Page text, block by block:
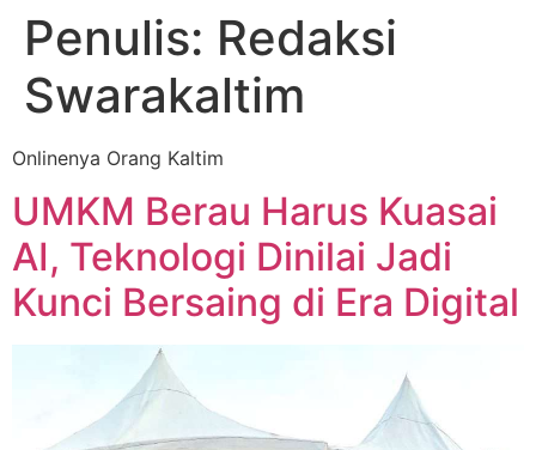
Penulis: Redaksi
Swarakaltim
Onlinenya Orang Kaltim
UMKM Berau Harus Kuasai
AI, Teknologi Dinilai Jadi
Kunci Bersaing di Era Digital